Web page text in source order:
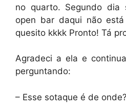
no quarto. Segundo dia
open bar daqui não
quesito kkkk Pronto! Tá
Agradeci a ela e
perguntando:
– Esse sotaque é de onde?